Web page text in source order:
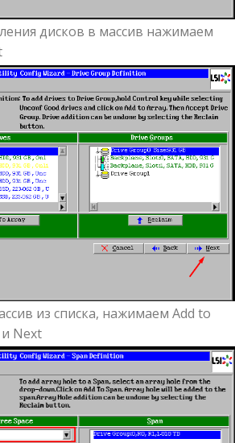
дисков в массив нажимаем
из списка, нажимаем Add to
Next